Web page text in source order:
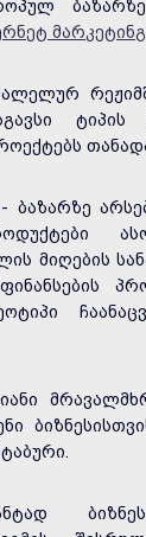
ტიპის
ბაზარზე
მიღების